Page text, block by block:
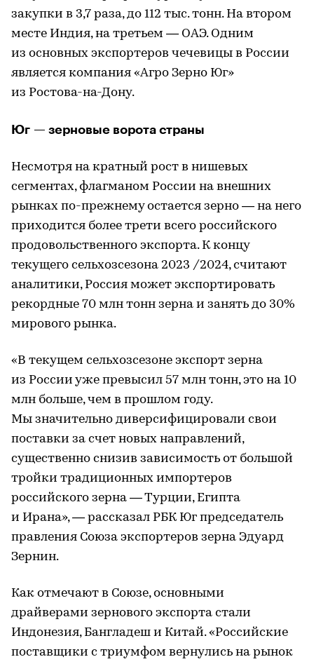
закупки в 3,7 раза, до 112 тыс. тонн. На втором
месте Индия, на третьем — ОАЭ. Одним
из основных экспортеров чечевицы в России
является компания «Агро Зерно Юг»
из Ростова-на-Дону.
Юг — зерновые ворота страны
Несмотря на кратный рост в нишевых
сегментах, флагманом России на внешних
рынках по-прежнему остается зерно — на него
приходится более трети всего российского
продовольственного экспорта. К концу
текущего сельхозсезона 2023 /2024, считают
аналитики, Россия может экспортировать
рекордные 70 млн тонн зерна и занять до 30%
мирового рынка.
«В текущем сельхозсезоне экспорт зерна
из России уже превысил 57 млн тонн, это на 10
млн больше, чем в прошлом году.
Мы значительно диверсифицировали свои
поставки за счет новых направлений,
существенно снизив зависимость от большой
тройки традиционных импортеров
российского зерна — Турции, Египта
и Ирана», — рассказал РБК Юг председатель
правления Союза экспортеров зерна Эдуард
Зернин.
Как отмечают в Союзе, основными
драйверами зернового экспорта стали
Индонезия, Бангладеш и Китай. «Российские
поставщики с триумфом вернулись на рынок